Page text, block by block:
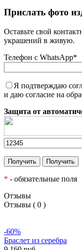
Прислать фото
Оставьте свой
украшений в живую.
Телефон с WhatsApp*
Я подтверждаю
и даю согласие на
Защита от
* - обязательные поля
Отзывы
Отзывы ( 0 )
-60%
Браслет из серебра